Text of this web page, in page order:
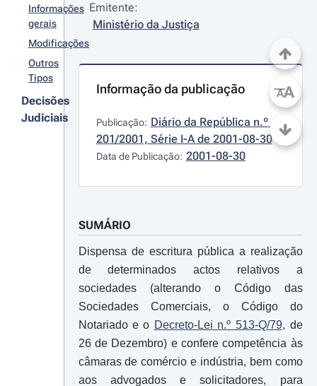
Informações
gerais
Modificações
Outros
Tipos
Decisões
Judiciais
Emitente:
Ministério da Justiça
Informação da publicação
Publicação: Diário da República n.º
201/2001, Série I-A de 2001-08-30
Data de Publicação: 2001-08-30
SUMÁRIO
Dispensa de escritura pública a realização
de determinados actos relativos a
sociedades (alterando o Código das
Sociedades Comerciais, o Código do
Notariado e o Decreto-Lei n.º 513-Q/79, de
26 de Dezembro) e confere competência às
câmaras de comércio e indústria, bem como
aos advogados e solicitadores, para
AA